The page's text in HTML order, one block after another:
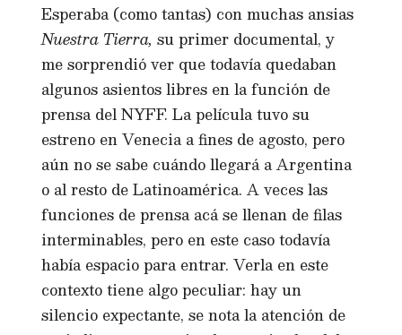
Esperaba (como tantas) con muchas ansias
Nuestra Tierra,su primer documental, y
me sorprendió ver que todavía quedaban
algunos asientos libres en la función de
prensa del NYFF. La película tuvo su
estreno en Venecia a fines de agosto, pero
aún no se sabe cuándo llegará a Argentina
o al resto de Latinoamérica. A veces las
funciones de prensa acá se llenan de filas
interminables, pero en este caso todavía
había espacio para entrar. Verla en este
contexto tiene algo peculiar: hay un
silencio expectante, se nota la atención de